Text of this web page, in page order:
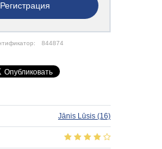
Регистрация
844874
Jānis Lūsis (16)